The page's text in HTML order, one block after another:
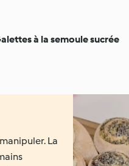
à la semoule sucrée
La